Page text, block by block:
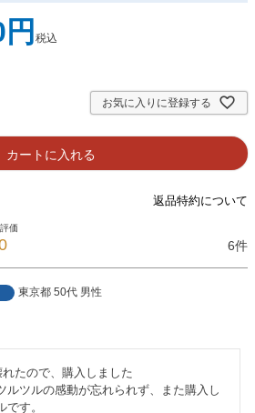
税込
お気に入りに登録する
カートに入れる
返品特約について
6
東京都 50代 男性
たので、購入しました
ルツルの感動が忘れられず、また購入し
す。